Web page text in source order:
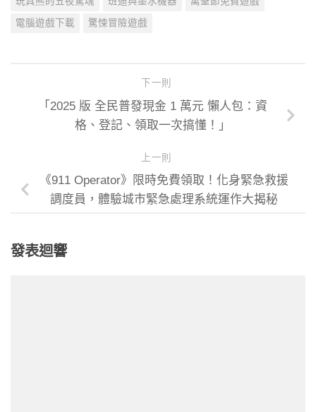
電腦遊戲下載 驚悚冒險遊戲
下一則
「2025 版 全民普發現金 1 萬元 懶人包：資
格、登記、領取一次搞懂！」
上一則
《911 Operator》限時免費領取！化身緊急救援
調度員，體驗城市緊急處理系統運作大揭秘
發表迴響